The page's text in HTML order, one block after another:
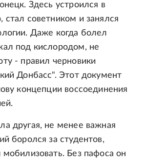
Здесь устроился в
советником и занялся
Даже когда болел
под кислородом, не
- правил черновики
Донбасс". Этот документ
концепции воссоединения
другая, не менее важная
боролся за студентов,
мобилизовать. Без пафоса он